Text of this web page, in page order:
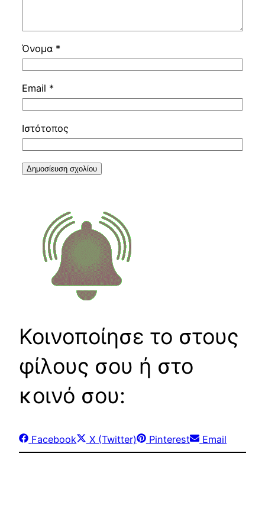
Όνομα *
Email *
Ιστότοπος
Κοινοποίησε το στους
φίλους σου ή στο
κοινό σου:
Share
on
Facebook
Share
on
X (Twitter)
Share
on
Pinterest
Share
on
Email